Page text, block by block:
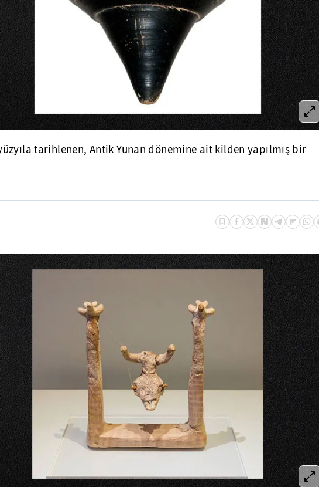
tarihlenen, Antik Yunan dönemine ait kilden yapılmış bir